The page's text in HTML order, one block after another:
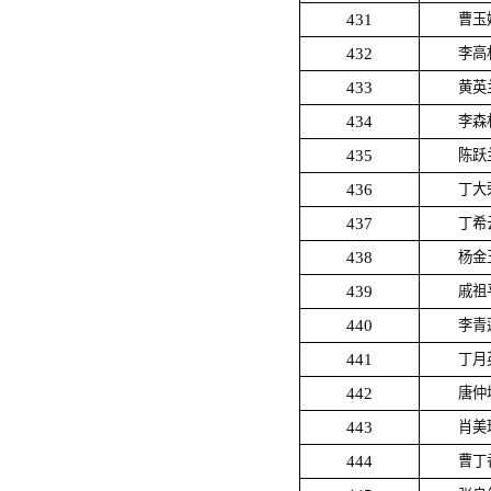
431 曹玉
432 李高
433 黄英
434 李森
435 陈跃
436 丁大
437 丁希
438 杨金
439 戚祖
440 李青
441 丁月
442 唐仲
443 肖美
444 曹丁